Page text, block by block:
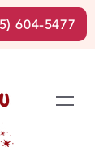
604-5477